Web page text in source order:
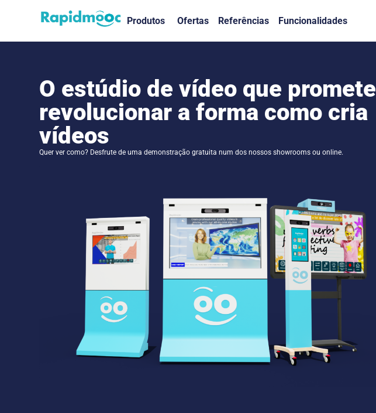
Produtos Ofertas Referências Funcionalidades
O estúdio de vídeo que promete
revolucionar a forma como cria
vídeos
Quer ver como? Desfrute de uma demonstração gratuita num dos nossos showrooms ou online.